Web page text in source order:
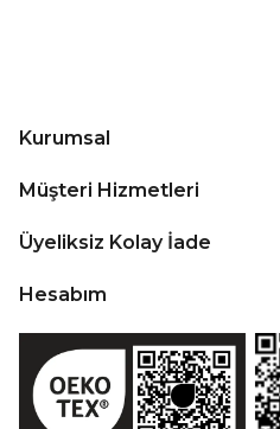
Kurumsal
Müşteri Hizmetleri
Üyeliksiz Kolay İade
Hesabım